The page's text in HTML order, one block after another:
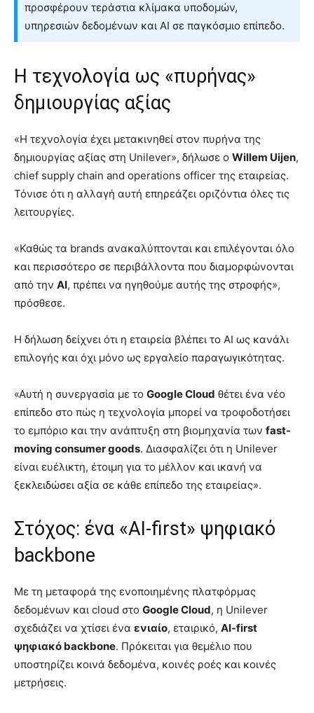
προσφέρουν τεράστια κλίμακα υποδομών,
υπηρεσιών δεδομένων και AI σε παγκόσμιο επίπεδο.
Η τεχνολογία ως «πυρήνας»
δημιουργίας αξίας
«Η τεχνολογία έχει μετακινηθεί στον πυρήνα της
δημιουργίας αξίας στη Unilever», δήλωσε ο Willem Uijen,
chief supply chain and operations officer της εταιρείας.
Τόνισε ότι η αλλαγή αυτή επηρεάζει οριζόντια όλες τις
λειτουργίες.
«Καθώς τα brands ανακαλύπτονται και επιλέγονται όλο
και περισσότερο σε περιβάλλοντα που διαμορφώνονται
από την AI, πρέπει να ηγηθούμε αυτής της στροφής»,
πρόσθεσε.
Η δήλωση δείχνει ότι η εταιρεία βλέπει το AI ως κανάλι
επιλογής και όχι μόνο ως εργαλείο παραγωγικότητας.
«Αυτή η συνεργασία με το Google Cloud θέτει ένα νέο
επίπεδο στο πώς η τεχνολογία μπορεί να τροφοδοτήσει
το εμπόριο και την ανάπτυξη στη βιομηχανία των fast-
moving consumer goods. Διασφαλίζει ότι η Unilever
είναι ευέλικτη, έτοιμη για το μέλλον και ικανή να
ξεκλειδώσει αξία σε κάθε επίπεδο της εταιρείας».
Στόχος: ένα «AI-first» ψηφιακό
backbone
Με τη μεταφορά της ενοποιημένης πλατφόρμας
δεδομένων και cloud στο Google Cloud, η Unilever
σχεδιάζει να χτίσει ένα ενιαίο, εταιρικό, AI-first
ψηφιακό backbone. Πρόκειται για θεμέλιο που
υποστηρίζει κοινά δεδομένα, κοινές ροές και κοινές
μετρήσεις.